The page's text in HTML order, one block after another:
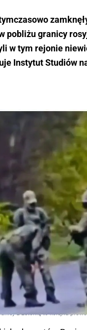
pobliżu granicy
w tym rejonie
Instytut Studiów
z Estonią to kolejna